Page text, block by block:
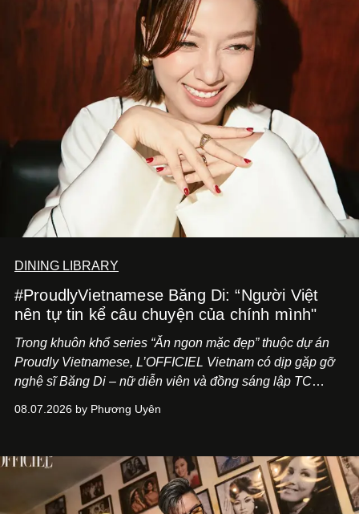
DINING LIBRARY
#ProudlyVietnamese Băng Di: “Người Việt
nên tự tin kể câu chuyện của chính mình"
Trong khuôn khổ series “Ăn ngon mặc đẹp” thuộc dự án
Proudly Vietnamese, L’OFFICIEL Vietnam có dịp gặp gỡ
nghệ sĩ Băng Di – nữ diễn viên và đồng sáng lập TC
Kitchen Bar và SALEM tại TP.HCM.
08.07.2026 by Phương Uyên